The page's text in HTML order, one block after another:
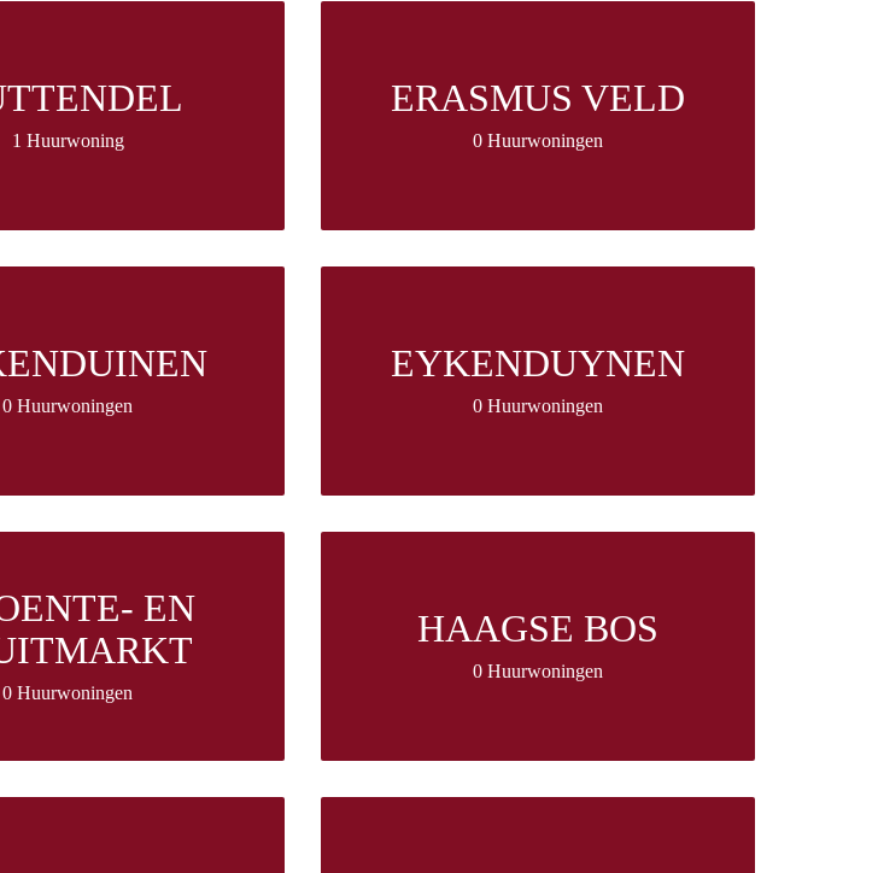
1 Huurwoning
ERASMUS VELD
0 Huurwoningen
0 Huurwoningen
EYKENDUYNEN
0 Huurwoningen
EN
0 Huurwoningen
HAAGSE BOS
0 Huurwoningen